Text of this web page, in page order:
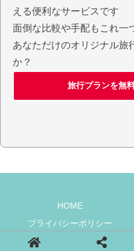
える便利なサービスです
面倒な比較や手配もこれ一
あなただけのオリジナル旅
か？
旅行プランを無
HOME
プライバシーポリシー
© 2018-